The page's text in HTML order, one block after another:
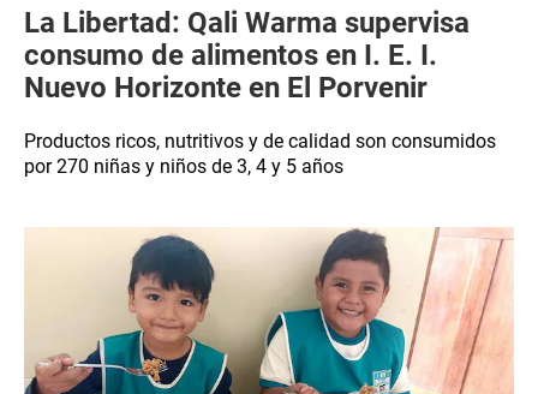
La Libertad: Qali Warma supervisa
consumo de alimentos en I. E. I.
Nuevo Horizonte en El Porvenir
Productos ricos, nutritivos y de calidad son consumidos
por 270 niñas y niños de 3, 4 y 5 años